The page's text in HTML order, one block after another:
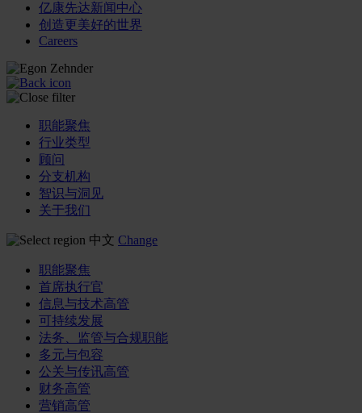
亿康先达新闻中心
创造更美好的世界
Careers
职能聚焦
行业类型
顾问
分支机构
智识与洞见
关于我们
中文 Change
职能聚焦
首席执行官
信息与技术高管
可持续发展
法务、监管与合规职能
多元与包容
公关与传讯高管
财务高管
营销高管